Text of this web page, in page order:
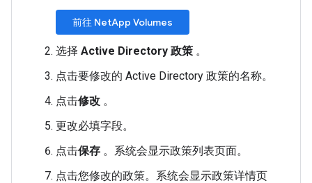
前往 NetApp Volumes
选择 Active Directory 政策 。
点击要修改的 Active Directory 政策的名称。
点击修改 。
更改必填字段。
点击保存 。系统会显示政策列表页面。
点击您修改的政策。系统会显示政策详情页